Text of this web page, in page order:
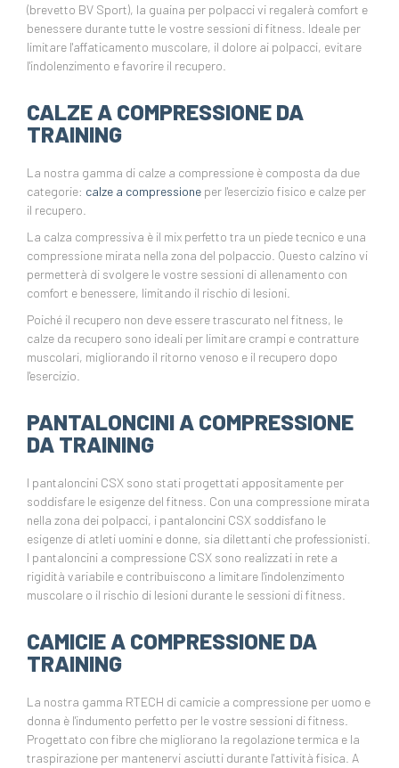
(brevetto BV Sport), la guaina per polpacci vi regalerà comfort e
benessere durante tutte le vostre sessioni di fitness. Ideale per
limitare l'affaticamento muscolare, il dolore ai polpacci, evitare
l'indolenzimento e favorire il recupero.
CALZE A COMPRESSIONE DA
TRAINING
La nostra gamma di calze a compressione è composta da due
categorie: calze a compressione per l'esercizio fisico e calze per
il recupero.
La calza compressiva è il mix perfetto tra un piede tecnico e una
compressione mirata nella zona del polpaccio. Questo calzino vi
permetterà di svolgere le vostre sessioni di allenamento con
comfort e benessere, limitando il rischio di lesioni.
Poiché il recupero non deve essere trascurato nel fitness, le
calze da recupero sono ideali per limitare crampi e contratture
muscolari, migliorando il ritorno venoso e il recupero dopo
l'esercizio.
PANTALONCINI A COMPRESSIONE
DA TRAINING
I pantaloncini CSX sono stati progettati appositamente per
soddisfare le esigenze del fitness. Con una compressione mirata
nella zona dei polpacci, i pantaloncini CSX soddisfano le
esigenze di atleti uomini e donne, sia dilettanti che professionisti.
I pantaloncini a compressione CSX sono realizzati in rete a
rigidità variabile e contribuiscono a limitare l'indolenzimento
muscolare o il rischio di lesioni durante le sessioni di fitness.
CAMICIE A COMPRESSIONE DA
TRAINING
La nostra gamma RTECH di camicie a compressione per uomo e
donna è l'indumento perfetto per le vostre sessioni di fitness.
Progettato con fibre che migliorano la regolazione termica e la
traspirazione per mantenervi asciutti durante l'attività fisica. A